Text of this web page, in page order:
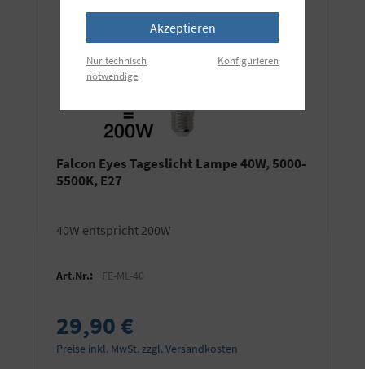
Falcon Eyes Tageslicht Lampe 40W, 5000-
5500K, E27
40W entspricht 200W
Art.Nr.: FE-ML-40
29,90 €
Preise inkl. MwSt. zzgl. Versandkosten
Akzeptieren
Nur technisch
notwendige
Konfigurieren